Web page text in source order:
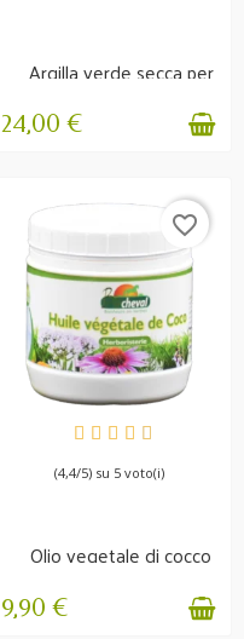
Argilla verde secca per
cataplasma 1,5 kg
24,00 €
DISPONIBILE
favorite_border
(4,4/5) su 5 voto(i)
Olio vegetale di cocco
- Criniera, pelle,...
9,90 €